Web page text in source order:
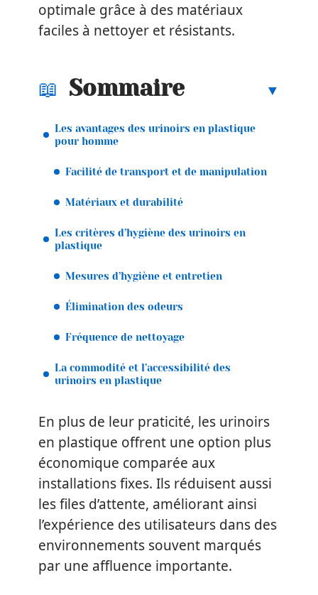
optimale grâce à des matériaux
faciles à nettoyer et résistants.
Sommaire
Les avantages des urinoirs en plastique
pour homme
Facilité de transport et de manipulation
Matériaux et durabilité
Les critères d’hygiène des urinoirs en
plastique
Mesures d’hygiène et entretien
Élimination des odeurs
Fréquence de nettoyage
La commodité et l’accessibilité des
urinoirs en plastique
En plus de leur praticité, les urinoirs
en plastique offrent une option plus
économique comparée aux
installations fixes. Ils réduisent aussi
les files d’attente, améliorant ainsi
l’expérience des utilisateurs dans des
environnements souvent marqués
par une affluence importante.